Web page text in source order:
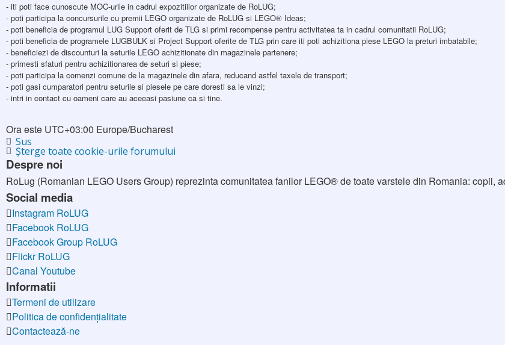
- iti poti face cunoscute MOC-urile in cadrul expozitiilor organizate de RoLUG;
- poti participa la concursurile cu premii LEGO organizate de RoLUG si LEGO® Ideas;
- poti beneficia de programul LUG Support oferit de TLG si primi recompense pentru activitatea ta in cadrul comunitatii RoLUG;
- poti beneficia de programele LUGBULK si Project Support oferite de TLG prin care iti poti achizitiona piese LEGO la preturi imbatabile;
- beneficiezi de discounturi la seturile LEGO achizitionate din magazinele partenere;
- primesti sfaturi pentru achizitionarea de seturi si piese;
- poti participa la comenzi comune de la magazinele din afara, reducand astfel taxele de transport;
- poti gasi cumparatori pentru seturile si piesele pe care doresti sa le vinzi;
- intri in contact cu oameni care au aceeasi pasiune ca si tine.
Ora este UTC+03:00 Europe/Bucharest
Sus
Şterge toate cookie-urile forumului
Despre noi
RoLug (Romanian LEGO Users Group) reprezinta comunitatea fanilor LEGO® de toate varstele din Romania: copii,
Social media
Instagram RoLUG
Facebook RoLUG
Facebook Group RoLUG
Flickr RoLUG
Canal Youtube
Informatii
Termeni de utilizare
Politica de confidenţialitate
Contactează-ne